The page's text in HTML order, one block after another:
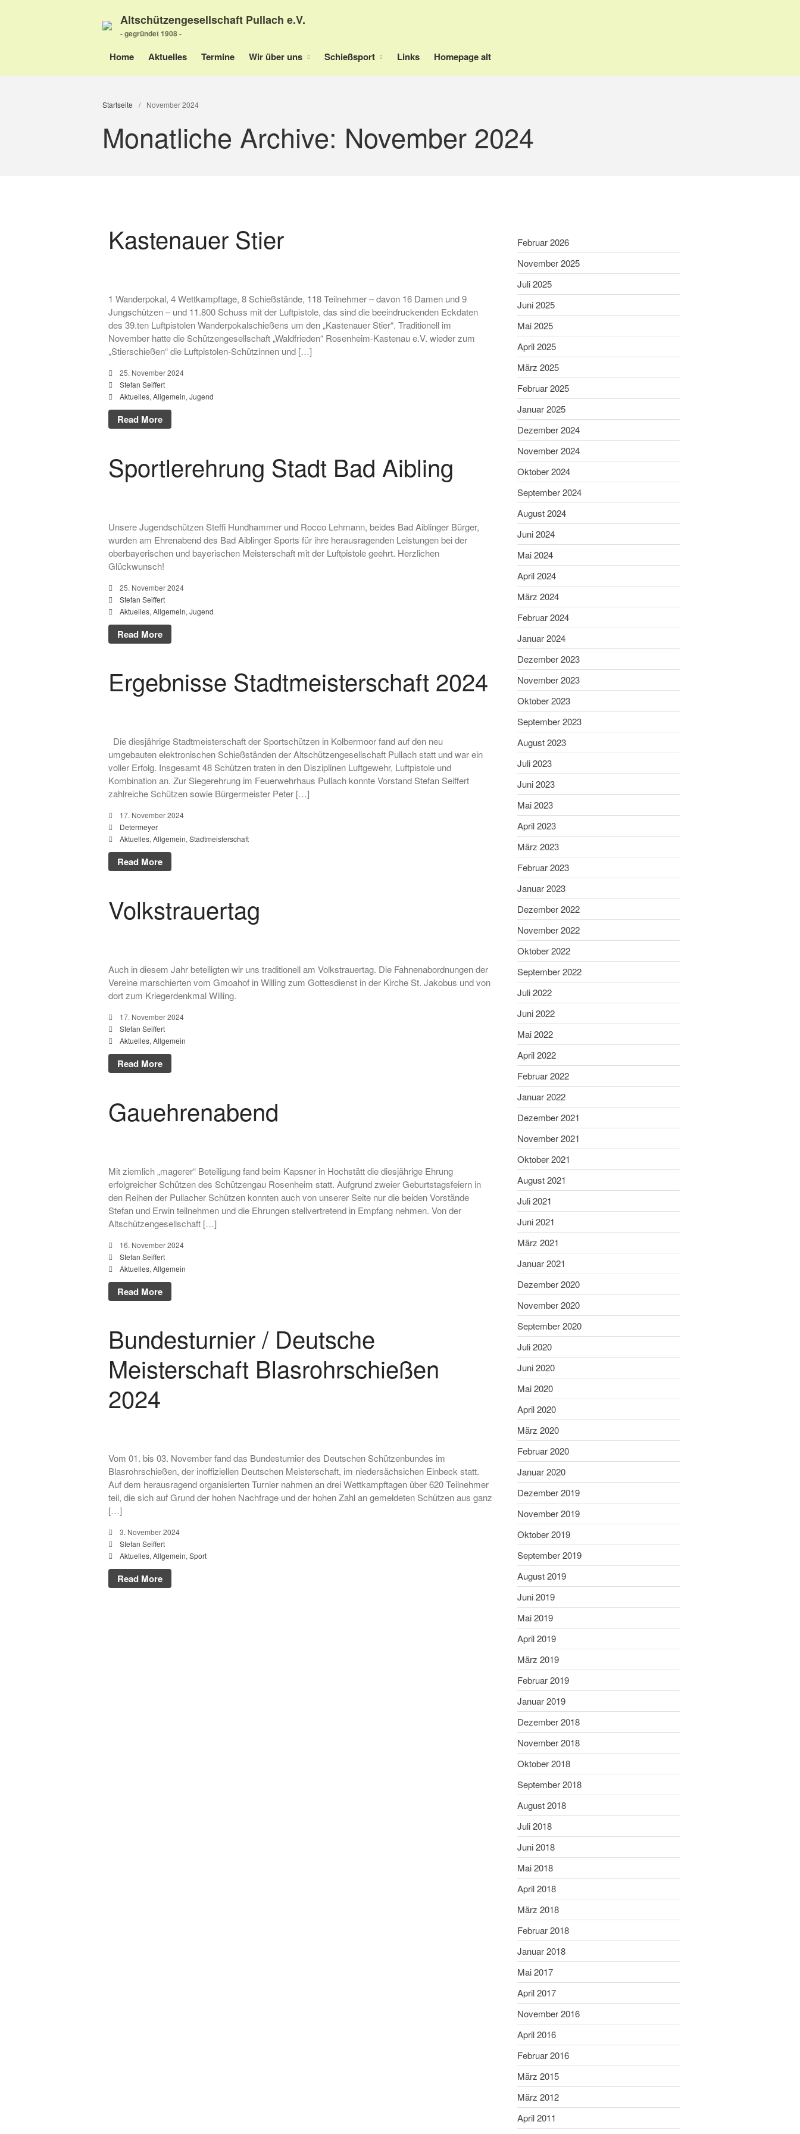
Ortskartell Pullach
Schießsport
Stadtmeisterschaft
Gaumeisterschaften 2026
Sportlerehrung Stadt Bad
Vizemeisterin im
2025 (Update 06.07.2025)
Februar 2026
April 2025
März 2025
Oktober 2024
September 2024
Februar 2024
Januar 2024
August 2023
Juli 2023
Februar 2023
Januar 2023
Juli 2022
Juni 2022
Mai 2022
November 2021
Oktober 2021
Januar 2021
Dezember 2020
Mai 2020
April 2020
März 2020
Oktober 2019
September 2019
März 2019
Februar 2019
September 2018
August 2018
Juli 2018
Altschützengesellschaft Pullach e.V.
- gegründet 1908 -
Home Aktuelles Termine Wir über uns Schießsport Links Homepage alt
Startseite / November 2024
Monatliche Archive: November 2024
Kastenauer Stier
1 Wanderpokal, 4 Wettkampftage, 8 Schießstände, 118 Teilnehmer – davon 16 Damen und 9
Jungschützen – und 11.800 Schuss mit der Luftpistole, das sind die beeindruckenden Eckdaten
des 39.ten Luftpistolen Wanderpokalschießens um den „Kastenauer Stier“. Traditionell im
November hatte die Schützengesellschaft „Waldfrieden“ Rosenheim-Kastenau e.V. wieder zum
„Stierschießen“ die Luftpistolen-Schützinnen und […]
25. November 2024
Stefan Seiffert
Aktuelles, Allgemein, Jugend
Read More
Sportlerehrung Stadt Bad Aibling
Unsere Jugendschützen Steffi Hundhammer und Rocco Lehmann, beides Bad Aiblinger Bürger,
wurden am Ehrenabend des Bad Aiblinger Sports für ihre herausragenden Leistungen bei der
oberbayerischen und bayerischen Meisterschaft mit der Luftpistole geehrt. Herzlichen
Glückwunsch!
25. November 2024
Stefan Seiffert
Aktuelles, Allgemein, Jugend
Read More
Ergebnisse Stadtmeisterschaft 2024
Die diesjährige Stadtmeisterschaft der Sportschützen in Kolbermoor fand auf den neu
umgebauten elektronischen Schießständen der Altschützengesellschaft Pullach statt und war ein
voller Erfolg. Insgesamt 48 Schützen traten in den Disziplinen Luftgewehr, Luftpistole und
Kombination an. Zur Siegerehrung im Feuerwehrhaus Pullach konnte Vorstand Stefan Seiffert
zahlreiche Schützen sowie Bürgermeister Peter […]
17. November 2024
Determeyer
Aktuelles,Allgemein,Stadtmeisterschaft
Read More
Volkstrauertag
Auch in diesem Jahr beteiligten wir uns traditionell am Volkstrauertag. Die Fahnenabordnungen der
Vereine marschierten vom Gmoahof in Willing zum Gottesdienst in der Kirche St. Jakobus und von
dort zum Kriegerdenkmal Willing.
17. November 2024
Stefan Seiffert
Aktuelles, Allgemein
Read More
Gauehrenabend
Mit ziemlich „magerer“ Beteiligung fand beim Kapsner in Hochstätt die diesjährige Ehrung
erfolgreicher Schützen des Schützengau Rosenheim statt. Aufgrund zweier Geburtstagsfeiern in
den Reihen der Pullacher Schützen konnten auch von unserer Seite nur die beiden Vorstände
Stefan und Erwin teilnehmen und die Ehrungen stellvertretend in Empfang nehmen. Von der
Altschützengesellschaft […]
16. November 2024
Stefan Seiffert
Aktuelles, Allgemein
Read More
Bundesturnier / Deutsche
Meisterschaft Blasrohrschießen
2024
Vom 01. bis 03. November fand das Bundesturnier des Deutschen Schützenbundes im
Blasrohrschießen, der inoffiziellen Deutschen Meisterschaft, im niedersächsichen Einbeck statt.
Auf dem herausragend organisierten Turnier nahmen an drei Wettkampftagen über 620 Teilnehmer
teil, die sich auf Grund der hohen Nachfrage und der hohen Zahl an gemeldeten Schützen aus ganz
[…]
3. November 2024
Stefan Seiffert
Aktuelles, Allgemein, Sport
Read More
Februar 2026
November 2025
Juli 2025
Juni 2025
Mai 2025
April 2025
März 2025
Februar 2025
Januar 2025
Dezember 2024
November 2024
Oktober 2024
September 2024
August 2024
Juni 2024
Mai 2024
April 2024
März 2024
Februar 2024
Januar 2024
Dezember 2023
November 2023
Oktober 2023
September 2023
August 2023
Juli 2023
Juni 2023
Mai 2023
April 2023
März 2023
Februar 2023
Januar 2023
Dezember 2022
November 2022
Oktober 2022
September 2022
Juli 2022
Juni 2022
Mai 2022
April 2022
Februar 2022
Januar 2022
Dezember 2021
November 2021
Oktober 2021
August 2021
Juli 2021
Juni 2021
März 2021
Januar 2021
Dezember 2020
November 2020
September 2020
Juli 2020
Juni 2020
Mai 2020
April 2020
März 2020
Februar 2020
Januar 2020
Dezember 2019
November 2019
Oktober 2019
September 2019
August 2019
Juni 2019
Mai 2019
April 2019
März 2019
Februar 2019
Januar 2019
Dezember 2018
November 2018
Oktober 2018
September 2018
August 2018
Juli 2018
Juni 2018
Mai 2018
April 2018
März 2018
Februar 2018
Januar 2018
Mai 2017
April 2017
November 2016
April 2016
Februar 2016
März 2015
März 2012
April 2011